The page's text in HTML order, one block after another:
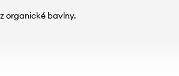
organické bavlny.